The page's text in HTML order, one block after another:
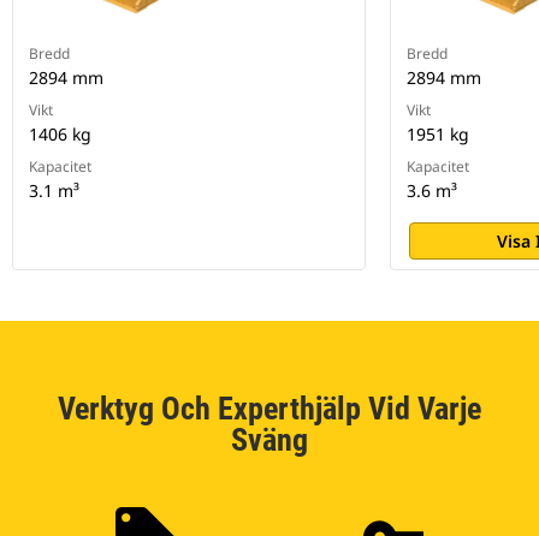
Bredd
2894 mm
Vikt
1406 kg
Kapacitet
3.1 m³
Bredd
2894 mm
Vikt
1951 kg
Kapacitet
3.6 m³
Visa
Verktyg Och Experthjälp Vid Varje
Sväng